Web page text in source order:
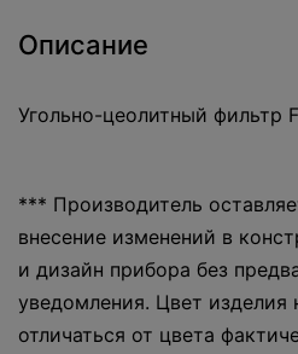
Описание
Угольно-цеолитный фильтр
*** Производитель
внесение изменений в
и дизайн прибора без
уведомления. Цвет
отличаться от цвета